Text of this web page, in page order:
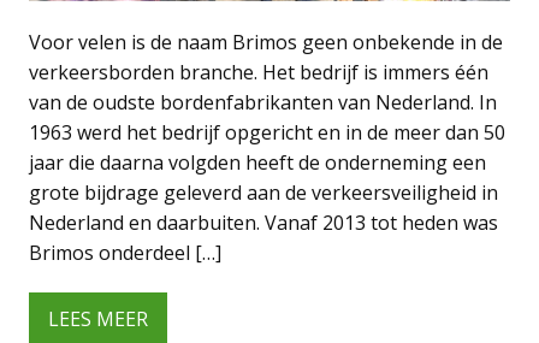
Voor velen is de naam Brimos geen onbekende in de
verkeersborden branche. Het bedrijf is immers één
van de oudste bordenfabrikanten van Nederland. In
1963 werd het bedrijf opgericht en in de meer dan 50
jaar die daarna volgden heeft de onderneming een
grote bijdrage geleverd aan de verkeersveiligheid in
Nederland en daarbuiten. Vanaf 2013 tot heden was
Brimos onderdeel […]
LEES MEER